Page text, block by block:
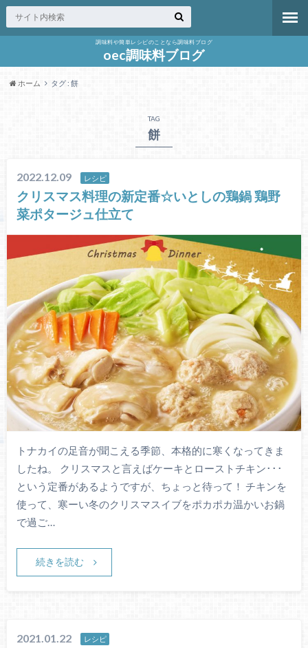
調味料や簡単レシピのことなら調味料ブログ
oec調味料ブログ
ホーム タグ : 餅
TAG
餅
2022.12.09 レシピ
クリスマス料理の新定番☆いとしの鶏鍋 鶏野
菜ポタージュ仕立て
トナカイの足音が聞こえる季節、本格的に寒くなってきま
したね。 クリスマスと言えばケーキとローストチキン･･･
という定番があるようですが、ちょっと待って！ チキンを
使って、寒ーい冬のクリスマスイブをポカポカ温かいお鍋
で過ご…
続きを読む
2021.01.22 レシピ